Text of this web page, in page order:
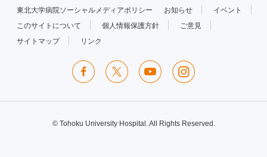
東北大学病院ソーシャルメディアポリシー
お知らせ
イベント
このサイトについて
個人情報保護方針
ご意見
サイトマップ
リンク
© Tohoku University Hospital. All Rights Reserved.